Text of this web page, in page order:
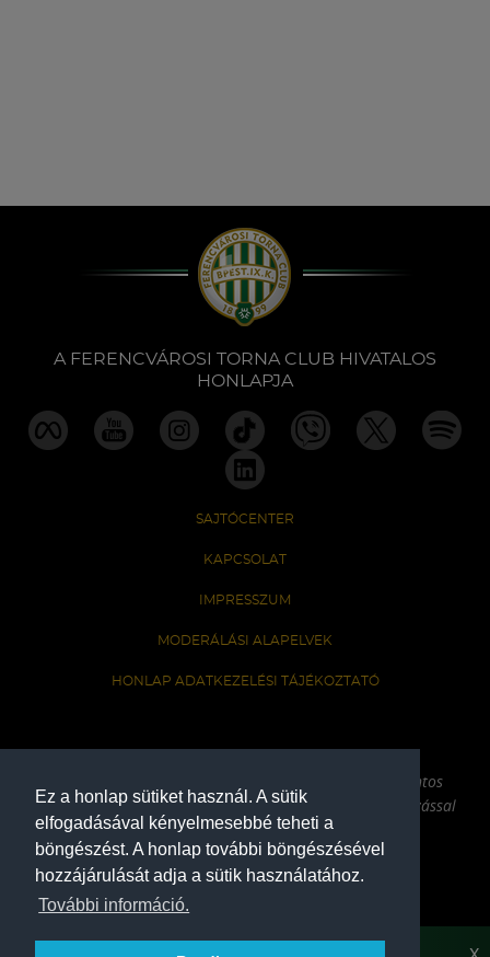
Ez a honlap sütiket használ. A sütik
elfogadásával kényelmesebbé teheti a
böngészést. A honlap további böngészésével
hozzájárulását adja a sütik használatához.
További információ.
A FERENCVÁROSI TORNA CLUB HIVATALOS
HONLAPJA
SAJTÓCENTER
KAPCSOLAT
IMPRESSZUM
MODERÁLÁSI ALAPELVEK
HONLAP ADATKEZELÉSI TÁJÉKOZTATÓ
Az oldalon található írott és képi anyagok csak a forrás pontos
megjelölésével, internetes felhasználás esetén aktív hivatkozással
használhatóak fel.